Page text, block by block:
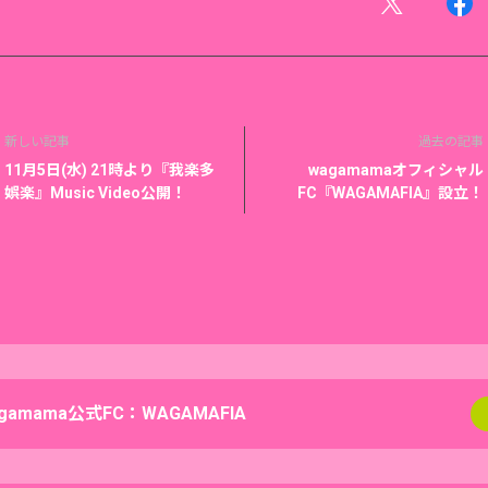
新しい記事
11月5日(水) 21時より『我楽多
娯楽』Music Video公開！
過去の記事
wagamamaオフィシャル
FC『WAGAMAFIA』設立！
公式FC：WAGAMAFIA